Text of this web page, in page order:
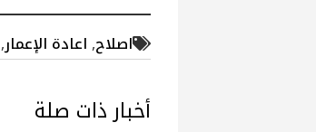
اصلاح,اعادة الإعمار,
أخبار ذات صلة